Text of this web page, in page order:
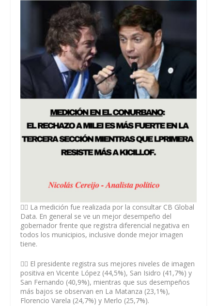
👉🏻 La medición fue realizada por la consultar CB Global
Data. En general se ve un mejor desempeño del
gobernador frente que registra diferencial negativa en
todos los municipios, inclusive donde mejor imagen
tiene.
👉🏻 El presidente registra sus mejores niveles de imagen
positiva en Vicente López (44,5%), San Isidro (41,7%) y
San Fernando (40,9%), mientras que sus desempeños
más bajos se observan en La Matanza (23,1%),
Florencio Varela (24,7%) y Merlo (25,7%).